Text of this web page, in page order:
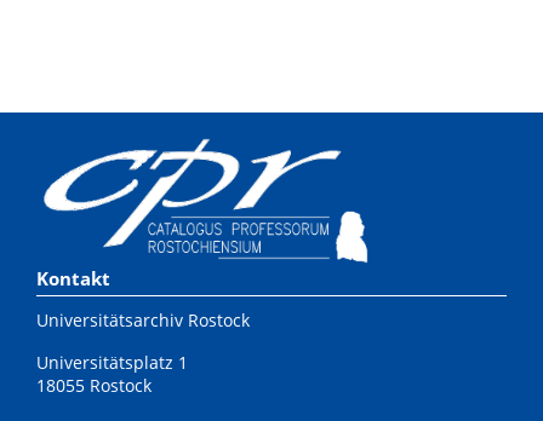
Kontakt
Universitätsarchiv Rostock
Universitätsplatz 1
18055 Rostock